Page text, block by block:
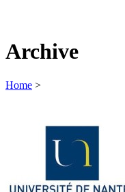
Archive
Home >